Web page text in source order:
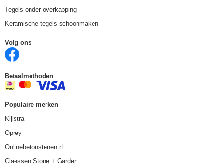
Tegels onder overkapping
Keramische tegels schoonmaken
Volg ons
Betaalmethoden
Populaire merken
Kijlstra
Oprey
Onlinebetonstenen.nl
Claessen Stone + Garden